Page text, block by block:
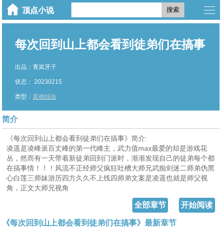
搜索
每次回到山上都会看到徒弟们在搞事
出品：青岚牙子
状态： 20230215
类型：其他综合
简介
《每次回到山上都会看到徒弟们在搞事》简介:
凌遥是凌峰派百丈峰的第一代峰主，武力值max最爱的却是游戏花
丛，然而有一天带着新徒弟回到门派时，渐渐发现自己的徒弟每个都
在搞事情！！！风流不正经师父疯狂吐槽大师兄武痴剑迷二师弟伪黑
心白莲三师妹游历四方久久不上线四师弟文案是凌遥也就是师父视
角，正文大师兄视角
开始阅读
全部章节
《每次回到山上都会看到徒弟们在搞事》最新章节